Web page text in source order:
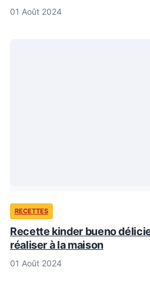
01 Août 2024
RECETTES
Recette kinder bueno
réaliser à la maison
01 Août 2024